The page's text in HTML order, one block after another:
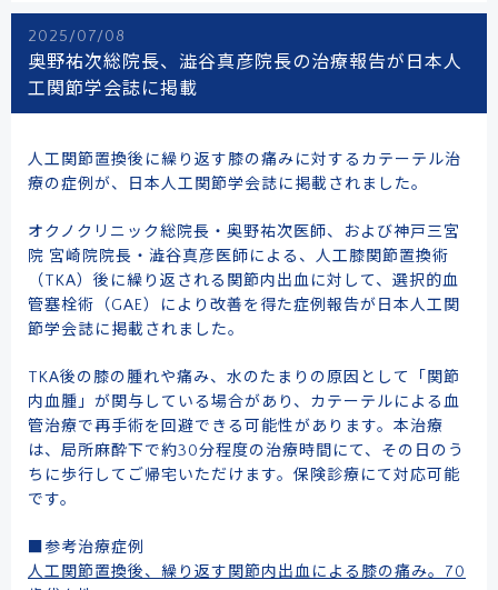
2025/07/08
奥野祐次総院長、澁谷真彦院長の治療報告が日本人
工関節学会誌に掲載
人工関節置換後に繰り返す膝の痛みに対するカテーテル治
療の症例が、日本人工関節学会誌に掲載されました。
オクノクリニック総院長・奥野祐次医師、および神戸三宮
院 宮崎院院長・澁谷真彦医師による、人工膝関節置換術
（TKA）後に繰り返される関節内出血に対して、選択的血
管塞栓術（GAE）により改善を得た症例報告が日本人工関
節学会誌に掲載されました。
TKA後の膝の腫れや痛み、水のたまりの原因として「関節
内血腫」が関与している場合があり、カテーテルによる血
管治療で再手術を回避できる可能性があります。本治療
は、局所麻酔下で約30分程度の治療時間にて、その日のう
ちに歩行してご帰宅いただけます。保険診療にて対応可能
です。
■参考治療症例
人工関節置換後、繰り返す関節内出血による膝の痛み。70